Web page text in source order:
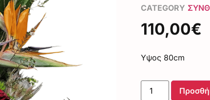
CATEGORY
110,00€
Υψος 80cm